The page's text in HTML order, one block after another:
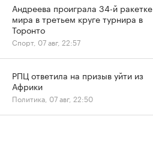
Андреева проиграла 34-й ракетке
мира в третьем круге турнира в
Торонто
Спорт, 07 авг, 22:57
РПЦ ответила на призыв уйти из
Африки
Политика, 07 авг, 22:50